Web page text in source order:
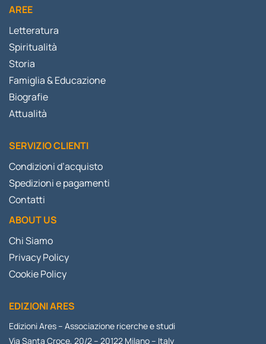
AREE
Letteratura
Spiritualità
Storia
Famiglia & Educazione
Biografie
Attualità
SERVIZIO CLIENTI
Condizioni d’acquisto
Spedizioni e pagamenti
Contatti
ABOUT US
Chi Siamo
Privacy Policy
Cookie Policy
EDIZIONI ARES
Edizioni Ares – Associazione ricerche e studi
Via Santa Croce, 20/2 – 20122 Milano – Italy